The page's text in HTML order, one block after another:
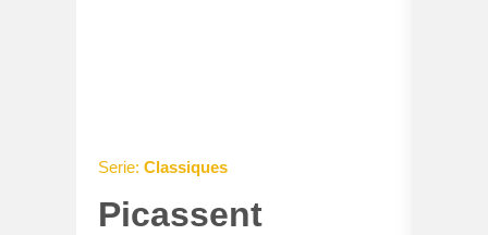
Serie: Classiques
Picassent